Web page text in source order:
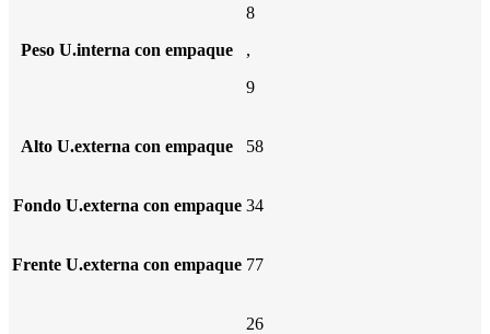
Peso U.interna con empaque
8
,
9
Alto U.externa con empaque 58
Fondo U.externa con empaque 34
Frente U.externa con empaque 77
26